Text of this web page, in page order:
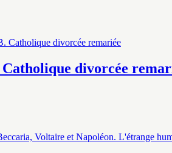
divorcée